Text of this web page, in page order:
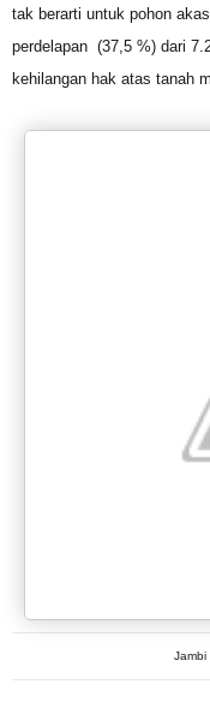
tak berarti untuk pohon
perdelapan (37,5 %) dari
kehilangan hak atas tanah
Jambi